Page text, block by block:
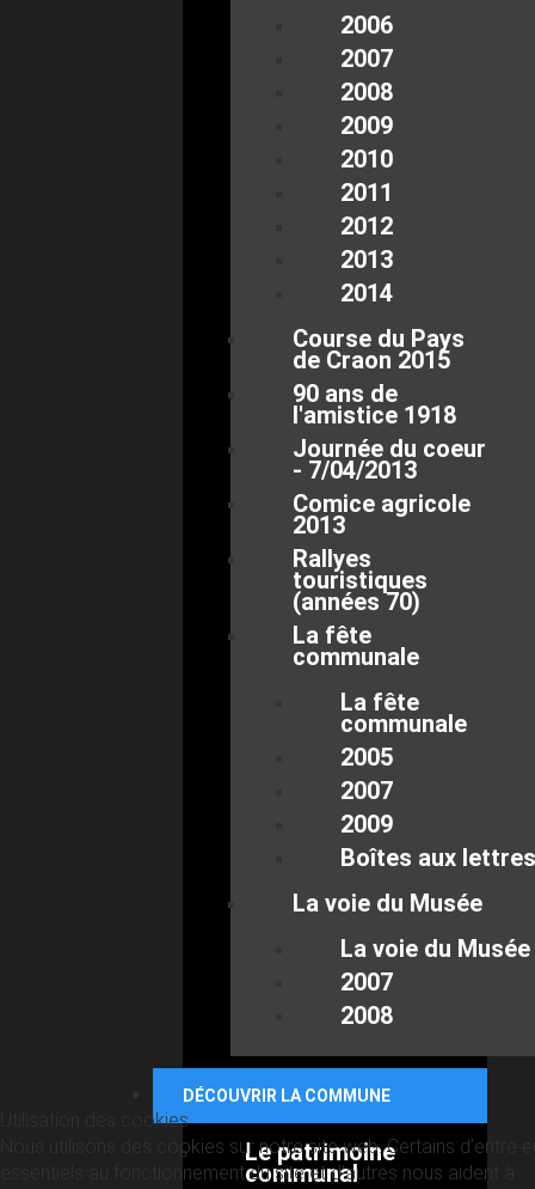
2006
2007
2008
2009
2010
2011
2012
2013
2014
Course du Pays
de Craon 2015
90 ans de
l'amistice 1918
Journée du coeur
- 7/04/2013
Comice agricole
2013
Rallyes
touristiques
(années 70)
La fête
communale
La fête
communale
2005
2007
2009
Boîtes aux lettres
La voie du Musée
La voie du Musée
2007
2008
DÉCOUVRIR LA COMMUNE
Le patrimoine
communal
Utilisation des cookies
Nous utilisons des cookies sur notre site web. Certains d’entre
essentiels au fonctionnement du site et d’autres nous aident à